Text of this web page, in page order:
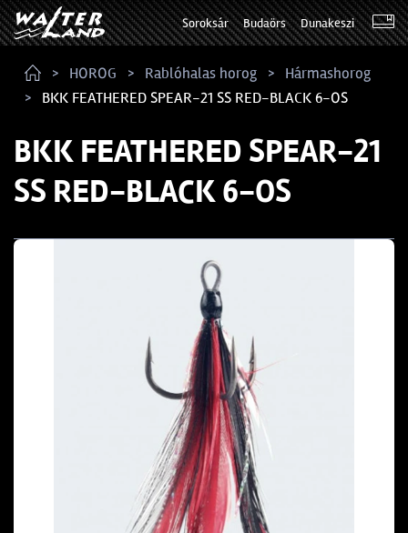
Soroksár Budaörs Dunakeszi
HOROG Rablóhalas horog
Hármashorog
BKK FEATHERED SPEAR-21 SS RED-BLACK 6-OS
BKK FEATHERED SPEAR-21
SS RED-BLACK 6-OS